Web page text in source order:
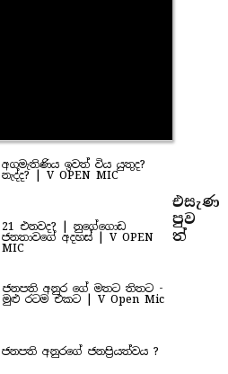
අගමැතිණිය ඉවත් විය යුතුද?
නැද්ද? | V OPEN MIC
21 එනවද? | නුගේගොඩ
ජනතාවගේ අදහස් | V OPEN
MIC
ජනපති අනුර ගේ මතට තිතට -
මුළු රටම එකට | V Open Mic
ජනපති අනුරගේ ජනප්‍රියත්වය ?
එසැණ
පුව​
ත්